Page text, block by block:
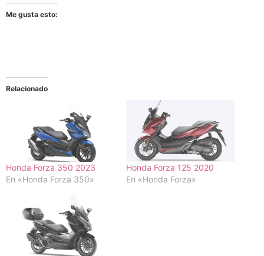
Me gusta esto:
Relacionado
Honda Forza 350 2023
En «Honda Forza 350»
Honda Forza 125 2020
En «Honda Forza»